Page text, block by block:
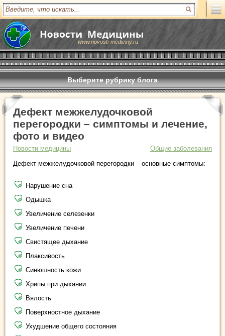
www.novosti-mediciny.ru
Выберите рубрику блога
Дефект межжелудочковой
перегородки – симптомы и лечение,
фото и видео
Новости медицины
Общие заболевания
Дефект межжелудочковой перегородки – основные симптомы:
Нарушение сна
Одышка
Увеличение селезенки
Увеличение печени
Свистящее дыхание
Плаксивость
Синюшность кожи
Хрипы при дыхании
Вялость
Поверхностное дыхание
Ухудшение общего состояния